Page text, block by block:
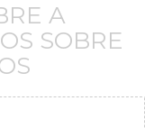
A
SOBRE